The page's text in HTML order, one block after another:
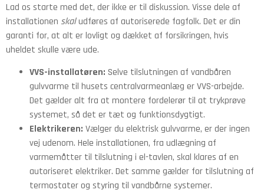
Lad os starte med det, der ikke er til diskussion. Visse dele af
installationen skaludføres af autoriserede fagfolk. Det er din
garanti for, at alt er lovligt og dækket af forsikringen, hvis
uheldet skulle være ude.
VVS-installatøren: Selve tilslutningen af vandbåren
gulvvarme til husets centralvarmeanlæg er VVS-arbejde.
Det gælder alt fra at montere fordelerør til at trykprøve
systemet, så det er tæt og funktionsdygtigt.
Elektrikeren: Vælger du elektrisk gulvvarme, er der ingen
vej udenom. Hele installationen, fra udlægning af
varmemåtter til tilslutning i el-tavlen, skal klares af en
autoriseret elektriker. Det samme gælder for tilslutning af
termostater og styring til vandbårne systemer.